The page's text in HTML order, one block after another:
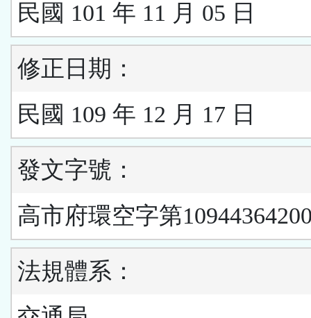
民國 101 年 11 月 05 日
修正日期：
民國 109 年 12 月 17 日
發文字號：
高市府環空字第
法規體系：